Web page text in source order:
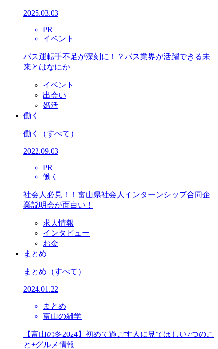
2025.03.03
PR
イベント
バス運転手不足が深刻に！？バス業界が活躍できる未
来とはなにか
イベント
出会い
婚活
働く
働く （すべて）
2022.09.03
PR
働く
社会人必見！！富山県社会人インターンシップ合同企
業説明会が面白い！
求人情報
インタビュー
お金
まとめ
まとめ （すべて）
2024.01.22
まとめ
富山の雑学
【富山の冬2024】初めて過ごす人に見てほしい7つのこ
と+グルメ情報